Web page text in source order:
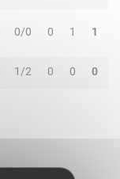
0/0 0 1 1
1/2 0 0 0